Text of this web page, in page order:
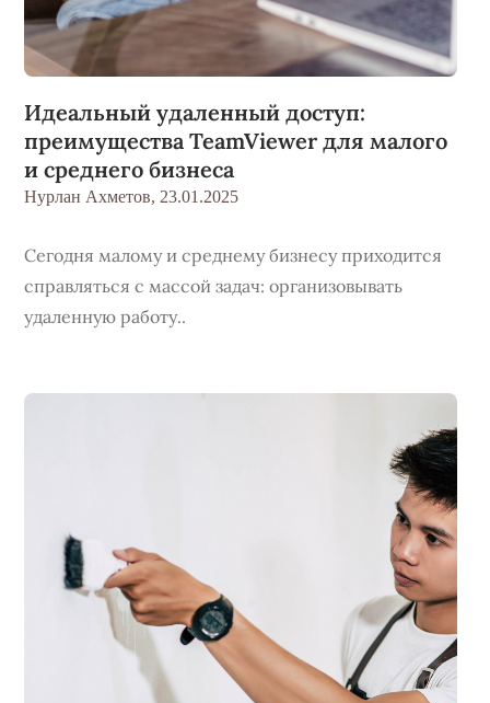
Идеальный удаленный доступ:
преимущества TeamViewer для малого
и среднего бизнеса
Нурлан Ахметов, 23.01.2025
Сегодня малому и среднему бизнесу приходится
справляться с массой задач: организовывать
удаленную работу..